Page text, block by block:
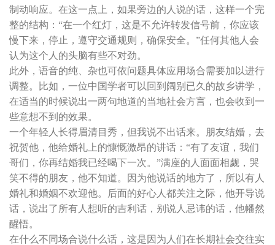
制动响应。在这一点上，如果旁边的人说的话，这样一个完
整的结构：“在一个红灯，这是不允许转发信号前，你应该
慢下来，停止，遵守交通规则，确保安全。”任何其他人会
认为这个人的头脑有些不对劲。
此外，语音的纯、杂也可依问题具体应用场合需要加以进行
调整。比如，一位中国学者可以回到阔别已久的故乡讲学，
在适当的时候说出一两句地道的当地社会方言，也会收到一
些意想不到的效果。
一个年轻人长得眉清目秀，但我说不出话来。朋友结婚，去
祝贺他，他给婚礼上的慷慨激昂的讲话：“有了友谊，我们
哥们，你再结婚我已经喝下一次。”满座的人面面相觑，哭
笑不得的朋友，他不知道。因为他说话的地方了，所以有人
婚礼和婚姻不欢迎他。后面的好心人都关注之际，他开导说
话，说出了所有人想听的吉利话，别说人忌讳的话，他幡然
醒悟。
在什么不同场合说什么话，这是因为人们在长期社会交往实